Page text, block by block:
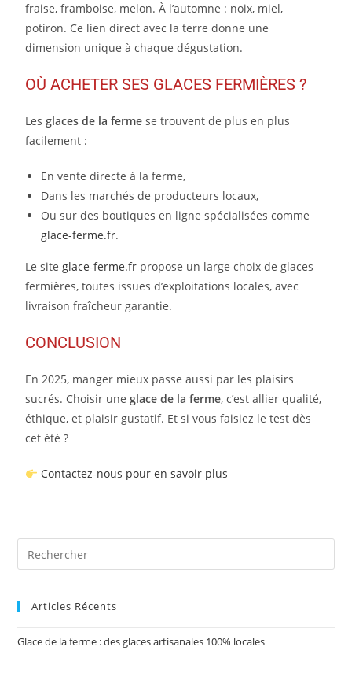
fraise, framboise, melon. À l’automne : noix, miel,
potiron. Ce lien direct avec la terre donne une
dimension unique à chaque dégustation.
OÙ ACHETER SES GLACES FERMIÈRES ?
Lesglaces de la ferme se trouvent de plus en plus
facilement :
En vente directe à la ferme,
Dans les marchés de producteurs locaux,
Ou sur des boutiques en ligne spécialisées comme
glace-ferme.fr.
Le siteglace-ferme.fr propose un large choix de glaces
fermières, toutes issues d’exploitations locales, avec
livraison fraîcheur garantie.
CONCLUSION
En 2025, manger mieux passe aussi par les plaisirs
sucrés. Choisir uneglace de la ferme, c’est allier qualité,
éthique, et plaisir gustatif. Et si vous faisiez le test dès
cet été ?
Contactez-nous pour en savoir plus
Articles Récents
Glace de la ferme : des glaces artisanales 100% locales